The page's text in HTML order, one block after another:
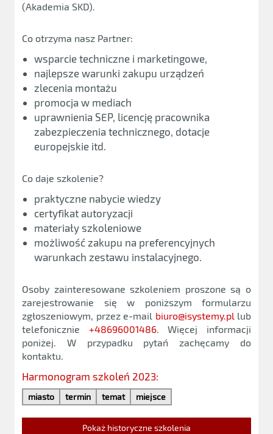
(Akademia SKD).
Co otrzyma nasz Partner:
wsparcie techniczne i marketingowe,
najlepsze warunki zakupu urządzeń
zlecenia montażu
promocja w mediach
uprawnienia SEP, licencję pracownika
zabezpieczenia technicznego, dotacje
europejskie itd.
Co daje szkolenie?
praktyczne nabycie wiedzy
certyfikat autoryzacji
materiały szkoleniowe
możliwość zakupu na preferencyjnych
warunkach zestawu instalacyjnego.
Osoby zainteresowane szkoleniem proszone są o
zarejestrowanie się w poniższym formularzu
zgłoszeniowym, przez e-mail biuro@isystemy.pllub
telefonicznie +48696001486. Więcej informacji
poniżej. W przypadku pytań zachęcamy do
kontaktu.
Harmonogram szkoleń 2023:
miasto termin temat miejsce
Pokaż historyczne szkolenia